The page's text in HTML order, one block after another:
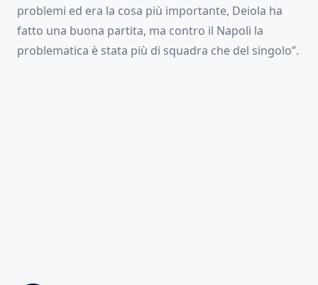
problemi ed era la cosa più importante, Deiola ha
fatto una buona partita, ma contro il Napoli la
problematica è stata più di squadra che del singolo”.